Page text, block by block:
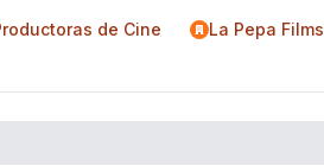
de Cine
La Pepa Films